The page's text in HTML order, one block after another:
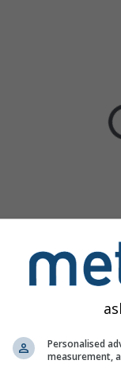
Personalised
measurement,